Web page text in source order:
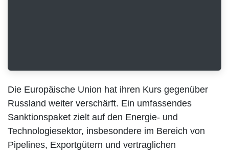
Die Europäische Union hat ihren Kurs gegenüber
Russland weiter verschärft. Ein umfassendes
Sanktionspaket zielt auf den Energie- und
Technologiesektor, insbesondere im Bereich von
Pipelines, Exportgütern und vertraglichen